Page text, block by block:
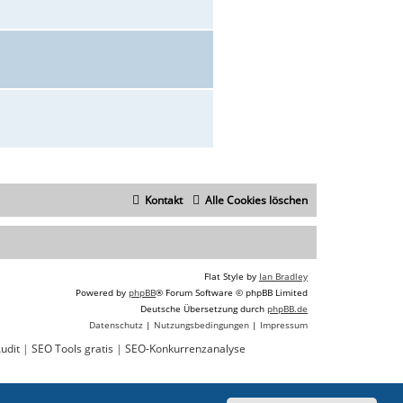
Alle Cookies löschen
Kontakt
Flat Style by Ian Bradley
Powered by phpBB® Forum Software © phpBB Limited
Deutsche Übersetzung durch phpBB.de
Datenschutz | Nutzungsbedingungen | Impressum
| SEO Tools gratis | SEO-Konkurrenzanalyse